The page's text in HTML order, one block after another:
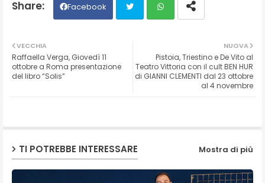
Facebook
ats
NUOVA
Pistoia, Triestino e De Vito al
Teatro Vittoria con il cult BEN HUR
di GIANNI CLEMENTI dal 23 ottobre
al 4 novembre
VECCHIA
Raffaella Verga, Giovedì 11
ottobre a Roma presentazione
del libro “Solis”
TI POTREBBE INTERESSARE Mostra di più